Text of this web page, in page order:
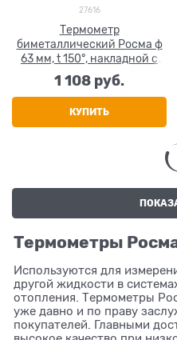
27616
Термометр
биметаллический Росма ф
63 мм, t 150°, накладной с
пружиной
1 108 руб.
КУПИТЬ
Термометры
Используются для
другой жидкости в
отопления. Термометры
уже давно и по праву
покупателей. Главными